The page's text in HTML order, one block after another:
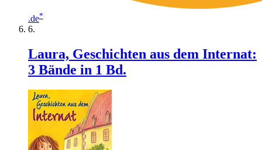
.de*
Laura, Geschichten aus dem Internat:
3 Bände in 1 Bd.